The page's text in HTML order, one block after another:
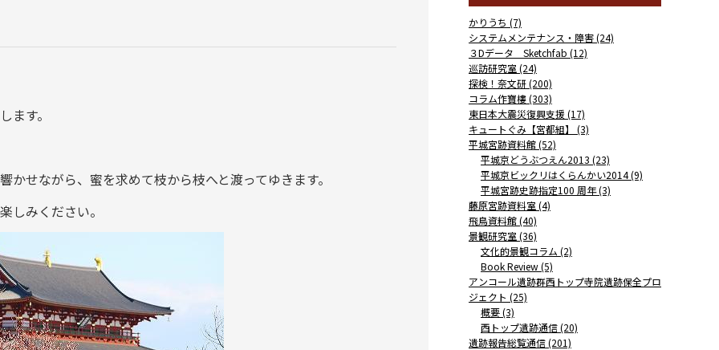
す。
せながら、蜜を求めて枝から枝へと渡ってゆきます。
みください。
かりうち (7)
システムメンテナンス・障害 (24)
３Dデータ Sketchfab (12)
巡訪研究室 (24)
探検！奈文研 (200)
コラム作寶樓 (303)
東日本大震災復興支援 (17)
キュートぐみ【宮都組】 (3)
平城宮跡資料館 (52)
平城京どうぶつえん2013 (23)
平城京ビックリはくらんかい2014 (9)
平城宮跡史跡指定100 周年 (3)
藤原宮跡資料室 (4)
飛鳥資料館 (40)
景観研究室 (36)
文化的景観コラム (2)
Book Review (5)
アンコール遺跡群西トップ寺院遺跡保全プロ
ジェクト (25)
概要 (3)
西トップ遺跡通信 (20)
遺跡報告総覧通信 (201)